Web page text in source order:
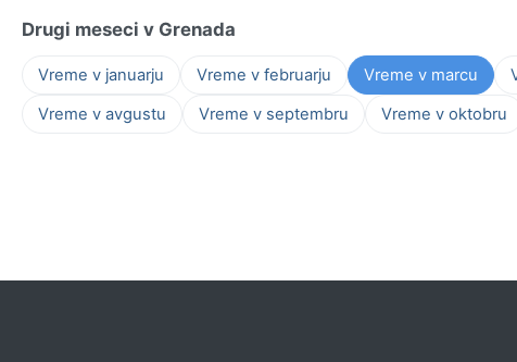
Drugi meseci v Grenada
Vreme v januarju Vreme v februarju Vreme v marcu
Vreme v avgustu
Vreme v septembru Vreme v oktobru